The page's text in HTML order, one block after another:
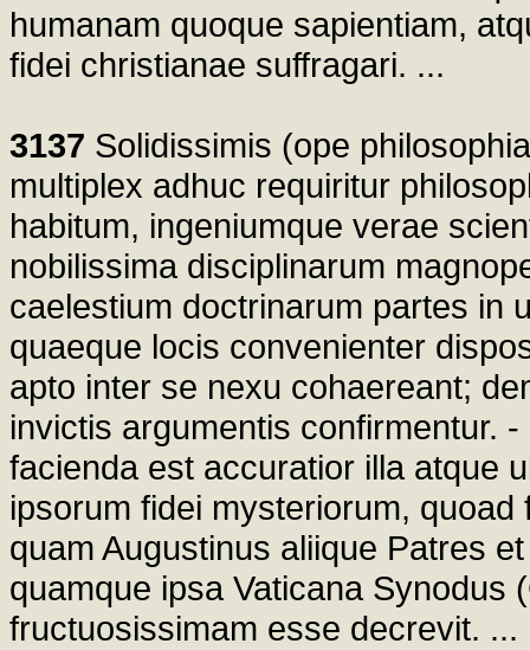
humanam quoque sapientiam,
fidei christianae suffragari. ...
3137 Solidissimis (ope
multiplex adhuc requiritur
habitum, ingeniumque verae
nobilissima disciplinarum
caelestium doctrinarum partes in
quaeque locis convenienter
apto inter se nexu cohaereant;
invictis argumentis confirmentur.
facienda est accuratior illa atque
ipsorum fidei mysteriorum,
quam Augustinus aliique Patres
quamque ipsa Vaticana Synodus
fructuosissimam esse decrevit. ...